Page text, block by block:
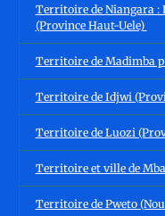
Territoire de Niangara :
(Province Haut-Uele)
Territoire de Madimba
Territoire de Idjwi
Territoire de Luozi
Territoire et ville de
Territoire de Pweto